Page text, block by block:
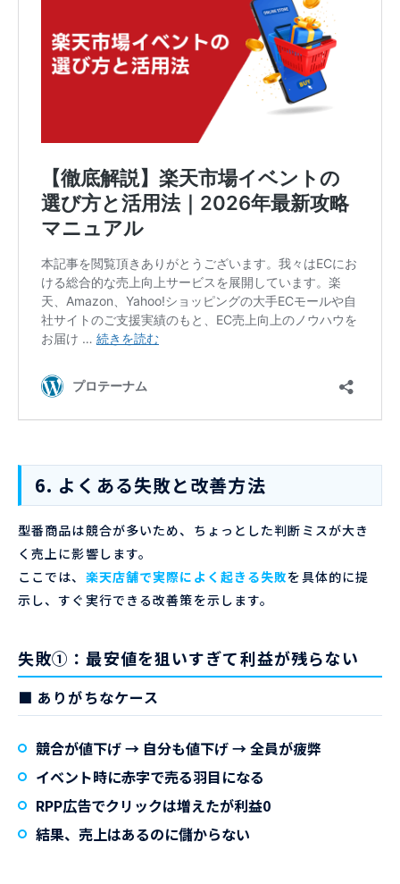
6. よくある失敗と改善方法
型番商品は競合が多いため、ちょっとした判断ミスが大き
く売上に影響します。
ここでは、 楽天店舗で実際によく起きる失敗を具体的に提
示し、すぐ実行できる改善策を示します。
失敗①：最安値を狙いすぎて利益が残らない
■ ありがちなケース
競合が値下げ → 自分も値下げ → 全員が疲弊
イベント時に赤字で売る羽目になる
RPP広告でクリックは増えたが利益0
結果、 売上はあるのに儲からない